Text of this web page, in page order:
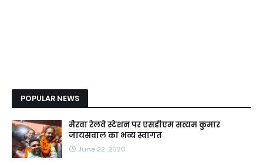
POPULAR NEWS
मैरवा रेलवे स्टेशन पर एसडीएम सत्यम कुमार
जायसवाल का भव्य स्वागत
June 22, 2026